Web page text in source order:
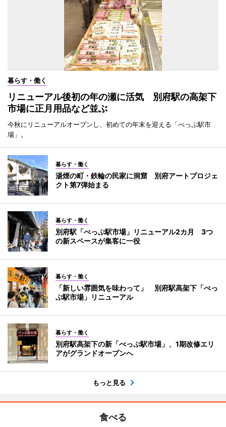
暮らす・働く
リニューアル後初の年の瀬に活気 別府駅の高架下
市場に正月用品など並ぶ
今秋にリニューアルオープンし、初めての年末を迎える「べっぷ駅市
場」。
暮らす・働く
湯煙の町・鉄輪の民家に洞窟 別府アートプロジェ
クト第7弾始まる
暮らす・働く
別府駅「べっぷ駅市場」リニューアル2カ月 3つ
の新スペースが集客に一役
暮らす・働く
「新しい雰囲気を味わって」 別府駅高架下「べっ
ぷ駅市場」リニューアル
暮らす・働く
別府駅高架下の新「べっぷ駅市場」、1期改修エリ
アがグランドオープンへ
もっと見る
食べる